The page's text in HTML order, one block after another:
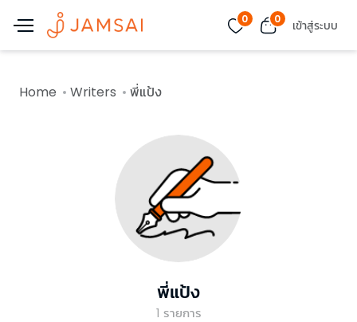
0 0 เข้าสู่ระบบ
Home Writers พี่แป้ง
พี่แป้ง
1 รายการ